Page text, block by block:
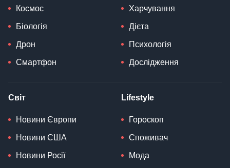
Космос
Біологія
Дрон
Смартфон
Харчування
Дієта
Психологія
Дослідження
Світ
Новини Європи
Новини США
Новини Росії
Lifestyle
Гороскоп
Споживач
Мода